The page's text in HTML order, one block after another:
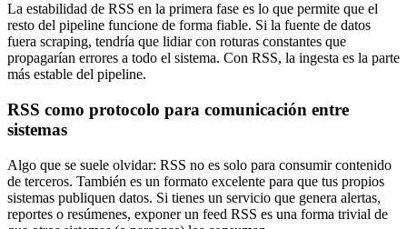
La estabilidad de RSS en la primera fase es lo que permite que el
resto del pipeline funcione de forma fiable. Si la fuente de datos
fuera scraping, tendría que lidiar con roturas constantes que
propagarían errores a todo el sistema. Con RSS, la ingesta es la parte
más estable del pipeline.
RSS como protocolo para comunicación entre
sistemas
Algo que se suele olvidar: RSS no es solo para consumir contenido
de terceros. También es un formato excelente para que tus propios
sistemas publiquen datos. Si tienes un servicio que genera alertas,
reportes o resúmenes, exponer un feed RSS es una forma trivial de